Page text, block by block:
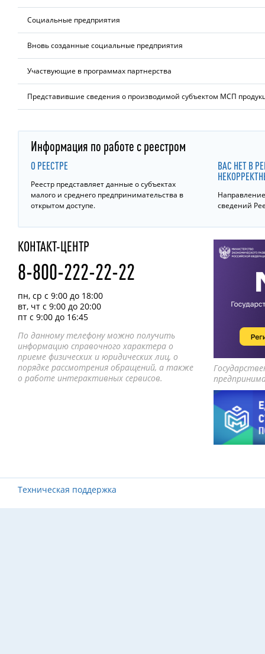
Социальные предприятия
Вновь созданные социальные предприятия
Участвующие в программах партнерства
Представившие сведения о производимой субъектом МСП
Информация по работе с реестром
О РЕЕСТРЕ
Реестр представляет данные о субъектах
малого и среднего предпринимательства в
открытом доступе.
ВАС НЕТ В
сведений
КОНТАКТ-ЦЕНТР
8-800-222-22-22
пн, ср с 9:00 до 18:00
вт, чт с 9:00 до 20:00
пт с 9:00 до 16:45
По данному телефону можно получить
информацию справочного характера о
приеме физических и юридических лиц, о
порядке рассмотрения обращений, а также
о работе интерактивных сервисов.
Техническая поддержка